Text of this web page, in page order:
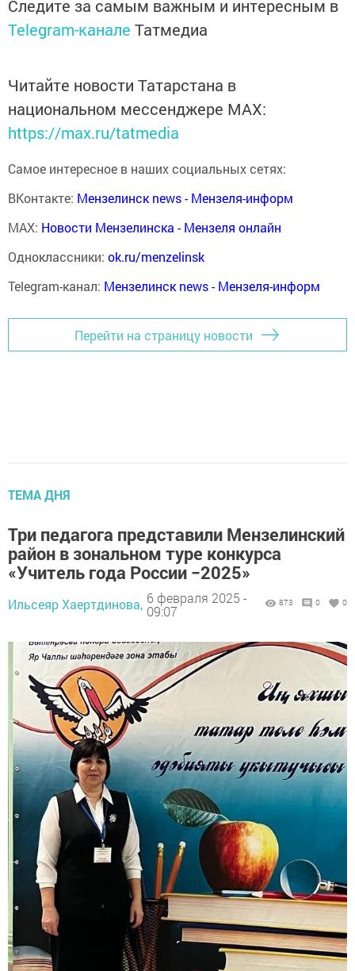
Следите за самым важным и интересным в
Telegram-канале Татмедиа
Читайте новости Татарстана в
национальном мессенджере MАХ:
https://max.ru/tatmedia
Самое интересное в наших социальных сетях:
ВКонтакте: Мензелинск news - Мензеля-информ
MAX: Новости Мензелинска - Мензеля онлайн
Одноклассники: ok.ru/menzelinsk
Telegram-канал: Мензелинск news - Мензеля-информ
Перейти на страницу новости
ТЕМА ДНЯ
Три педагога представили Мензелинский
район в зональном туре конкурса
«Учитель года России −2025»
Ильсеяр Хаертдинова, 6 февраля 2025 -
09:07
873 0 0